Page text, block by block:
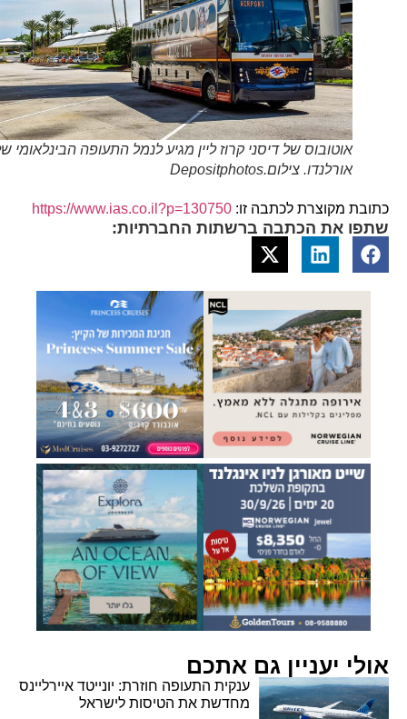
אוטובוס של דיסני קרוז ליין מגיע לנמל התעופה הבינלאומי של
אורלנדו. צילום.Depositphotos
כתובת מקוצרת לכתבה זו: https://www.ias.co.il?p=130750
שתפו את הכתבה ברשתות החברתיות:
אולי יעניין גם אתכם
ענקית התעופה חוזרת: יונייטד איירליינס
מחדשת את הטיסות לישראל